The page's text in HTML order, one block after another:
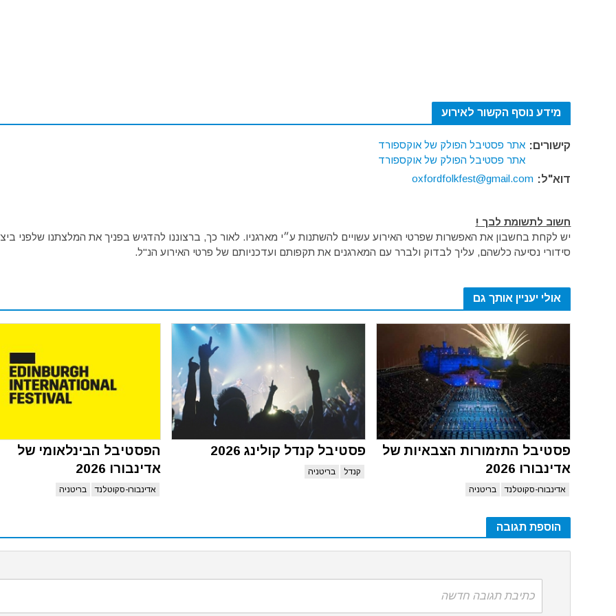
מידע נוסף הקשור לאירוע
קישורים: אתר פסטיבל הפולק של אוקספורד
אתר פסטיבל הפולק של אוקספורד
דוא"ל: oxfordfolkfest@gmail.com
חשוב לתשומת לבך !
יש לקחת בחשבון את האפשרות שפרטי האירוע עשויים להשתנות ע״י מארגניו. לאור כך, ברצוננו להדגיש בפניך את המלצתנו שלפני
סידורי נסיעה כלשהם, עליך לבדוק ולברר עם המארגנים את תקפותם ועדכניותם של פרטי האירוע הנ"ל.
אולי יעניין אותך גם
פסטיבל התזמורות הצבאיות של
אדינבורו 2026
אדינבורו-סקוטלנד בריטניה
פסטיבל קנדל קולינג 2026
קנדל בריטניה
הפסטיבל הבינלאומי של
אדינבורו 2026
אדינבורו-סקוטלנד בריטניה
הוספת תגובה
כתיבת תגובה חדשה